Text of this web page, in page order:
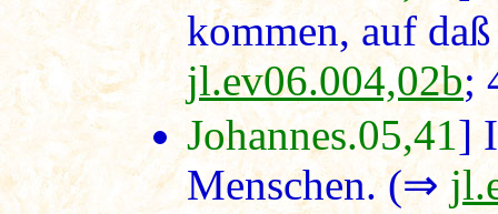
kommen, auf
jl.ev06.004,02b;
Johannes.05,41]
Menschen. (⇒